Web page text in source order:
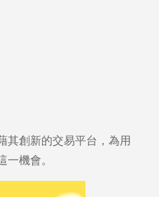
其創新的交易平台，為用
一機會。